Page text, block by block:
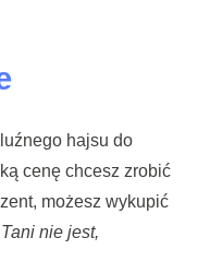
hajsu do
cenę chcesz zrobić
możesz wykupić
Tani nie jest,